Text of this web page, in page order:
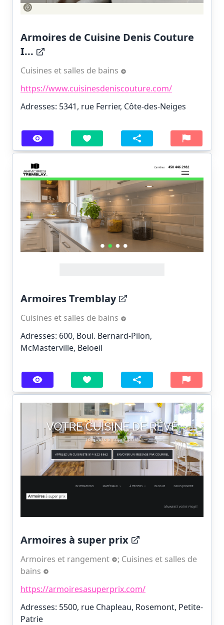
Armoires de Cuisine Denis Couture
I...
Cuisines et salles de bains
https://www.cuisinesdeniscouture.com/
Adresses: 5341, rue Ferrier, Côte-des-Neiges
Armoires Tremblay
Cuisines et salles de bains
Adresses: 600, Boul. Bernard-Pilon,
McMasterville, Beloeil
Armoires à super prix
Armoires et rangement ; Cuisines et salles de
bains
https://armoiresasuperprix.com/
Adresses: 5500, rue Chapleau, Rosemont, Petite-
Patrie